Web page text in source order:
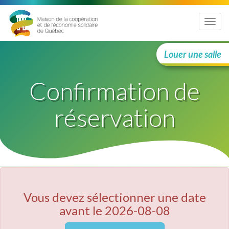
Menu
Louer une salle
Confirmation de
réservation
Vous devez sélectionner une date
avant le 2026-08-08